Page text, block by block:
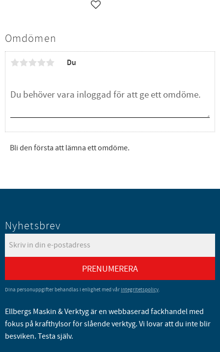
Omdömen
Du
Bli den första att lämna ett omdöme.
Lägg till i favoriter
Nyhetsbrev
PRENUMERERA
Dina personuppgifter behandlas i enlighet med vår integritetspolicy.
Ellbergs Maskin & Verktyg är en webbaserad fackhandel med
fokus på krafthylsor för slående verktyg. Vi lovar att du inte blir
besviken. Testa själv.